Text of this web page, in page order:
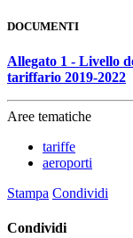
DOCUMENTI
Allegato 1 - Livello
tariffario 2019-2022
Aree tematiche
tariffe
aeroporti
Stampa Condividi
Condividi